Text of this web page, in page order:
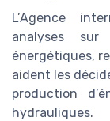
L’Agence
analyses
énergétiques,
aident les
production